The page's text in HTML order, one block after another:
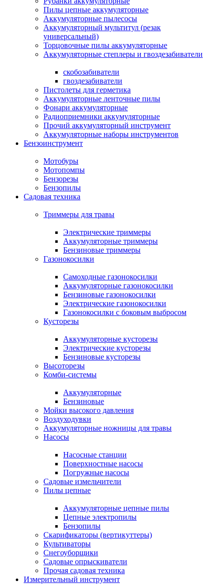
Пилы цепные аккумуляторные
Аккумуляторные пылесосы
Аккумуляторный мультитул (резак
универсальный)
Торцовочные пилы аккумуляторные
Аккумуляторные степлеры и гвоздезабиватели
скобозабиватели
гвоздезабиватели
Пистолеты для герметика
Аккумуляторные ленточные пилы
Фонари аккумуляторные
Радиоприемники аккумуляторные
Прочий аккумуляторный инструмент
Аккумуляторные наборы инструментов
Бензоинструмент
Мотобуры
Мотопомпы
Бензорезы
Бензопилы
Садовая техника
Триммеры для травы
Электрические триммеры
Аккумуляторные триммеры
Бензиновые триммеры
Газонокосилки
Самоходные газонокосилки
Аккумуляторные газонокосилки
Бензиновые газонокосилки
Электрические газонокосилки
Газонокосилки с боковым выбросом
Кусторезы
Аккумуляторные кусторезы
Электрические кусторезы
Бензиновые кусторезы
Высоторезы
Комби-системы
Аккумуляторные
Бензиновые
Мойки высокого давления
Воздуходувки
Аккумуляторные ножницы для травы
Насосы
Насосные станции
Поверхностные насосы
Погружные насосы
Садовые измельчители
Пилы цепные
Аккумуляторные цепные пилы
Цепные электропилы
Бензопилы
Скарификаторы (вертикуттеры)
Культиваторы
Снегоуборщики
Садовые опрыскиватели
Прочая садовая техника
Измерительный инструмент